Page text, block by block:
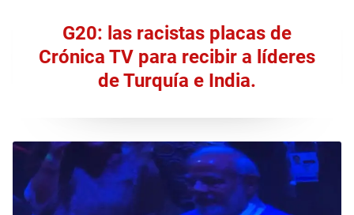
G20: las racistas placas de
Crónica TV para recibir a líderes
de Turquía e India.